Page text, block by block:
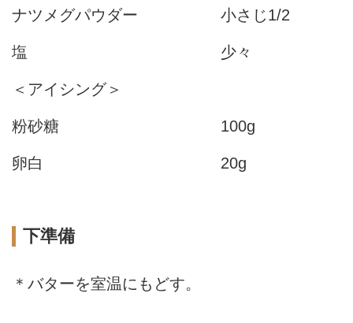
ナツメグパウダー 小さじ1/2
塩 少々
＜アイシング＞
粉砂糖 100g
卵白 20g
下準備
＊バターを室温にもどす。